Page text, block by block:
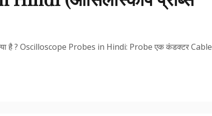
है ? Oscilloscope Probes in Hindi: Probe एक कंडक्टर Cable